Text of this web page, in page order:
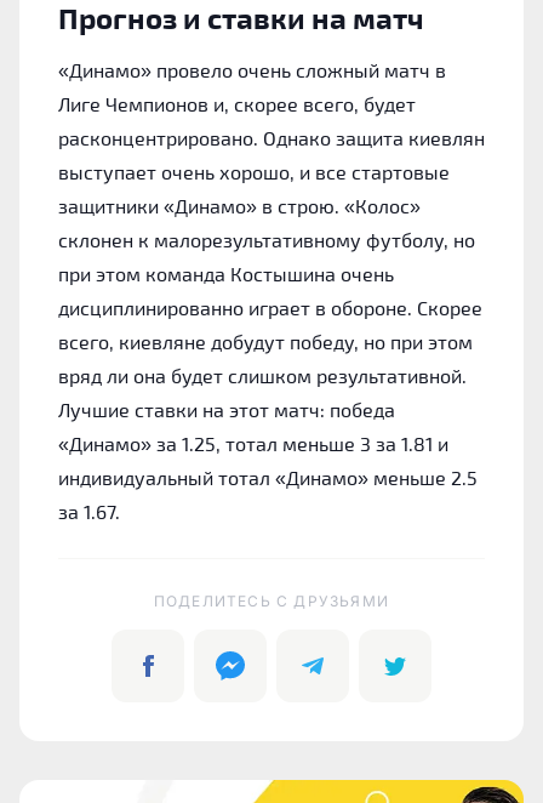
Прогноз и ставки на матч
«‎Динамо» провело очень сложный матч в
Лиге Чемпионов и, скорее всего, будет
расконцентрировано. Однако защита киевлян
выступает очень хорошо, и все стартовые
защитники «‎Динамо» в строю. «‎Колос»
склонен к малорезультативному футболу, но
при этом команда Костышина очень
дисциплинированно играет в обороне. Скорее
всего, киевляне добудут победу, но при этом
вряд ли она будет слишком результативной.
Лучшие ставки на этот матч: победа
«‎Динамо» за 1.25, тотал меньше 3 за 1.81 и
индивидуальный тотал «‎Динамо» меньше 2.5
за 1.67.
ПОДЕЛИТЕСЬ C ДРУЗЬЯМИ